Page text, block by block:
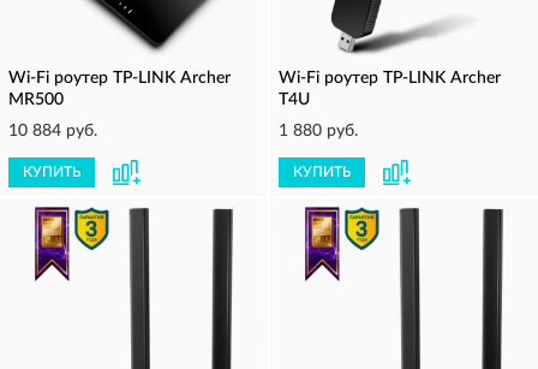
Wi-Fi роутер TP-LINK Archer
MR500
10 884 руб.
КУПИТЬ
Wi-Fi роутер TP-LINK Archer
T4U
1 880 руб.
КУПИТЬ